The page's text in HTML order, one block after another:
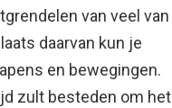
van veel van
daarvan kun je
en bewegingen.
zult besteden om het